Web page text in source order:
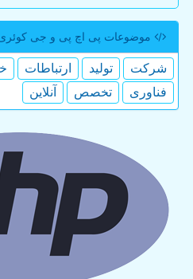
موضوعات پی اچ پی و جی
شركت تولید ارتباطات
فناوری
تخصص آنلاین